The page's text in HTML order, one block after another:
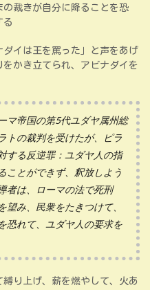
の裁きが自分に降ることを恐
る
イは王を罵った」と声をあげ
かき立てられ、アビナダイを
マ帝国の第5代ユダヤ属州総
トの裁判を受けたが、ピラ
する反逆罪：ユダヤ人の指
ことができず、釈放しよう
者は、ローマの法で死刑
望み、民衆をたきつけて、
恐れて、ユダヤ人の要求を
り上げ、薪を燃やして、火あ